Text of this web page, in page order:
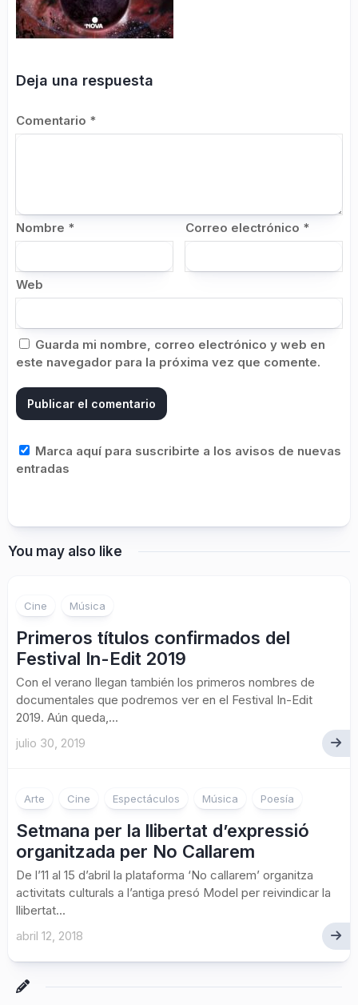
Deja una respuesta
Comentario *
Nombre * Correo electrónico *
Web
Guarda mi nombre, correo electrónico y web en
este navegador para la próxima vez que comente.
Marca aquí para suscribirte a los avisos de nuevas
entradas
You may also like
Cine Música
Primeros títulos confirmados del
Festival In-Edit 2019
Con el verano llegan también los primeros nombres de
documentales que podremos ver en el Festival In-Edit
2019. Aún queda,...
julio 30, 2019
Arte Cine Espectáculos Música Poesía
Setmana per la llibertat d’expressió
organitzada per No Callarem
De l’11 al 15 d’abril la plataforma ‘No callarem’ organitza
activitats culturals a l’antiga presó Model per reivindicar la
llibertat...
abril 12, 2018